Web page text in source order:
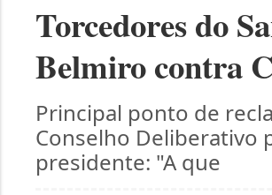
Torcedores do
Belmiro contra
Principal ponto de
Conselho Deliberativo
presidente: "A que